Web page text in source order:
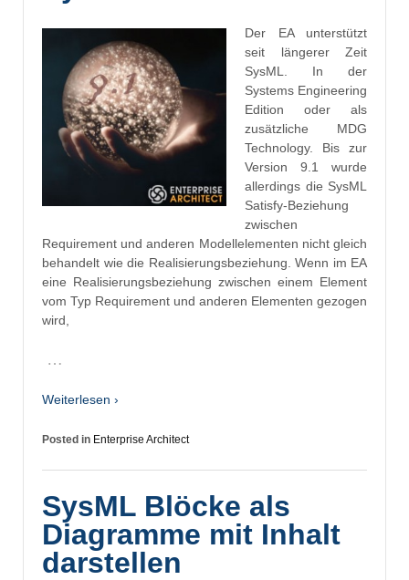
Der EA unterstützt
seit längerer Zeit
SysML. In der
Systems Engineering
Edition oder als
zusätzliche MDG
Technology. Bis zur
Version 9.1 wurde
allerdings die SysML
Satisfy-Beziehung
zwischen
Requirement und anderen Modellelementen nicht gleich
behandelt wie die Realisierungsbeziehung. Wenn im EA
eine Realisierungsbeziehung zwischen einem Element
vom Typ Requirement und anderen Elementen gezogen
wird,
…
Weiterlesen ›
Posted in Enterprise Architect
SysML Blöcke als
Diagramme mit Inhalt
darstellen